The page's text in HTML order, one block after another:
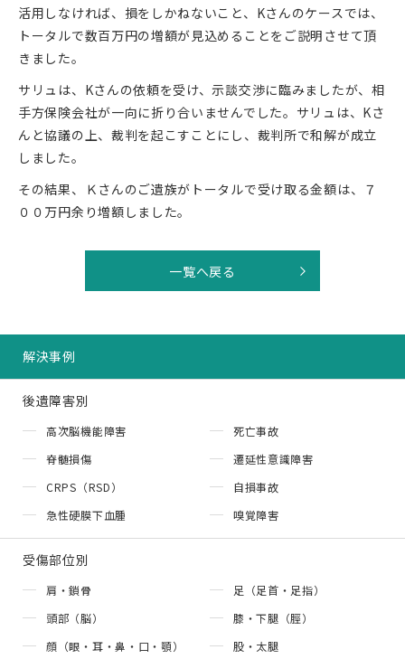
活用しなければ、損をしかねないこと、Kさんのケースでは、
トータルで数百万円の増額が見込めることをご説明させて頂
きました。
サリュは、Kさんの依頼を受け、示談交渉に臨みましたが、相
手方保険会社が一向に折り合いませんでした。サリュは、Kさ
んと協議の上、裁判を起こすことにし、裁判所で和解が成立
しました。
その結果、Ｋさんのご遺族がトータルで受け取る金額は、７
００万円余り増額しました。
一覧へ戻る
解決事例
後遺障害別
高次脳機能障害
死亡事故
脊髄損傷
遷延性意識障害
CRPS（RSD）
自損事故
急性硬膜下血腫
嗅覚障害
受傷部位別
肩・鎖骨
足（足首・足指）
頭部（脳）
膝・下腿（脛）
顔（眼・耳・鼻・口・顎）
股・太腿